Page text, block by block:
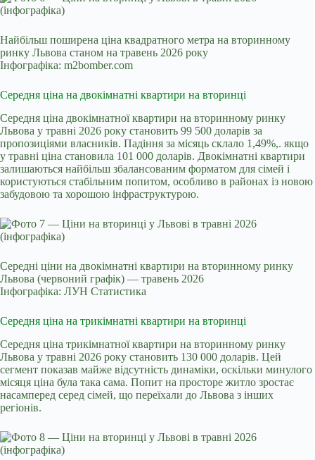
Найбільш поширена ціна квадратного метра на вторинному
ринку Львова станом на травень 2026 року
Інфографіка: m2bomber.com
Середня ціна на двокімнатні квартири на вторинці
Середня ціна двокімнатної квартири на вторинному ринку
Львова у травні 2026 року становить 99 500 доларів за
пропозиціями власників. Падіння за місяць склало 1,49%,. якщо
у травні ціна становила 101 000 доларів. Двокімнатні квартири
залишаються найбільш збалансованим форматом для сімей і
користуються стабільним попитом, особливо в районах із новою
забудовою та хорошою інфраструктурою.
Середні ціни на двокімнатні квартири на вторинному ринку
Львова (червоний графік) — травень 2026
Інфографіка: ЛУН Статистика
Середня ціна на трикімнатні квартири на вторинці
Середня ціна трикімнатної квартири на вторинному ринку
Львова у травні 2026 року становить 130 000 доларів. Цей
сегмент показав майже відсутність динаміки, оскільки минулого
місяця ціна була така сама. Попит на просторе житло зростає
насамперед серед сімей, що переїхали до Львова з інших
регіонів.